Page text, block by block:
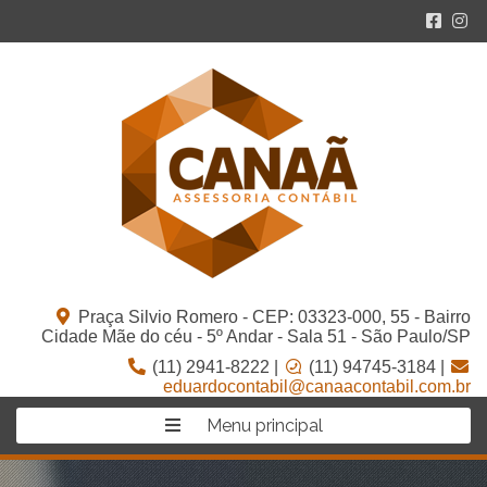
Praça Silvio Romero - CEP: 03323-000, 55 - Bairro
Cidade Mãe do céu - 5º Andar - Sala 51 - São Paulo/SP
(11) 2941-8222 |
(11) 94745-3184 |
eduardocontabil@canaacontabil.com.br
Menu principal